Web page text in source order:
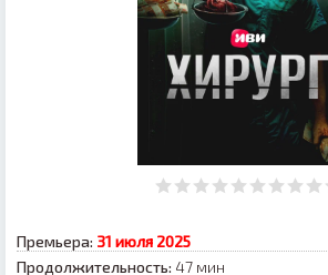
Премьера: 31 июля 2025
Продолжительность: 47 мин